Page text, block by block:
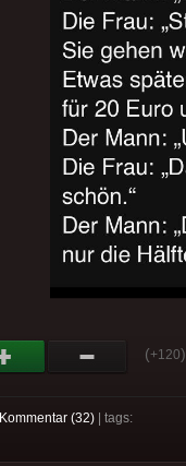
(+120)
Kommentar (32) | tags: